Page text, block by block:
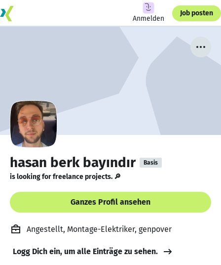
Anmelden
Job posten
hasan berk bayındır Basis
is looking for freelance projects. 🔎
Ganzes Profil ansehen
Angestellt, Montage-Elektriker, genpover
Logg Dich ein, um alle Einträge zu sehen.